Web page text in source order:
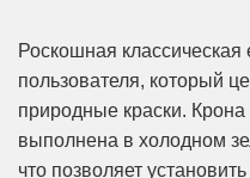
Роскошная
пользователя, который
природные краски.
выполнена в холодном
что позволяет